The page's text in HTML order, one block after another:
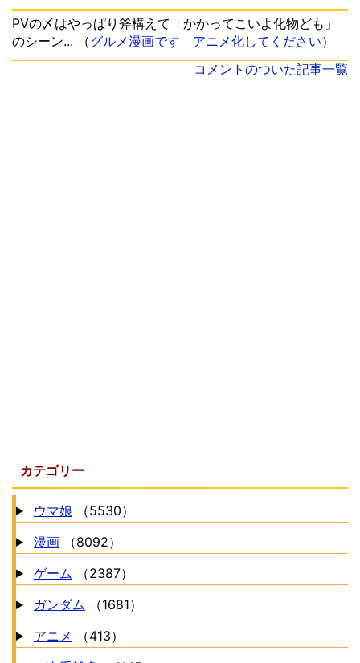
PVの〆はやっぱり斧構えて「かかってこいよ化物ども」
のシーン...
（グルメ漫画です アニメ化してください）
コメントのついた記事一覧
カテゴリー
ウマ娘
（5530）
漫画
（8092）
ゲーム
（2387）
ガンダム
（1681）
アニメ
（413）